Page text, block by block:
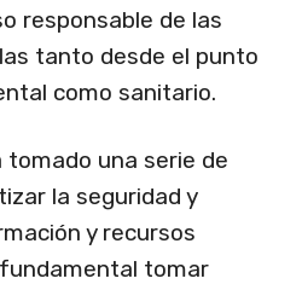
responsable de las
tanto desde el punto
como sanitario.
tomado una serie de
la seguridad y
y recursos
tomar